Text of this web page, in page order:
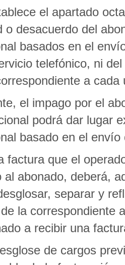
el apartado
o desacuerdo del
basados en el
telefónico, ni
a cada
el impago por el
podrá dar lugar
basado en el envío
factura que el
al abonado, deberá,
separar y
la correspondiente
a recibir una
de cargos